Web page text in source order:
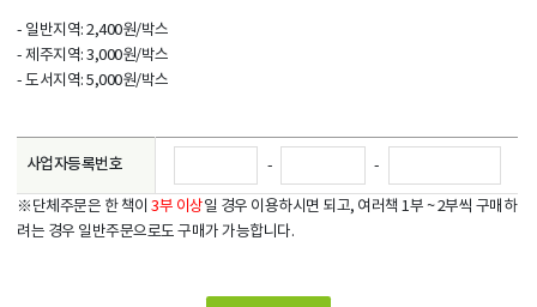
- 일반지역: 2,400원/박스
- 제주지역: 3,000원/박스
- 도서지역: 5,000원/박스
사업자등록번호 - -
※단체주문은 한 책이3부 이상일 경우 이용하시면 되고, 여러책 1부 ~ 2부씩 구매하
려는 경우 일반주문으로도 구매가 가능합니다.